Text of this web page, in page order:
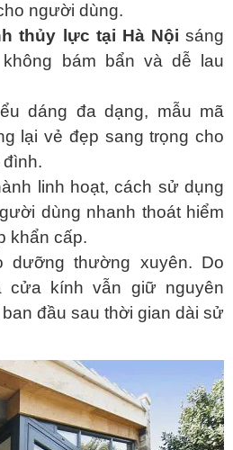
người dùng.
thủy lực tại Hà Nội sáng
không bám bẩn và dễ lau
dáng đa dạng, mẫu mã
lại vẻ đẹp sang trọng cho
linh hoạt, cách sử dụng
dùng nhanh thoát hiểm
khẩn cấp.
dưỡng thường xuyên. Do
cửa kính vẫn giữ nguyên
đầu sau thời gian dài sử